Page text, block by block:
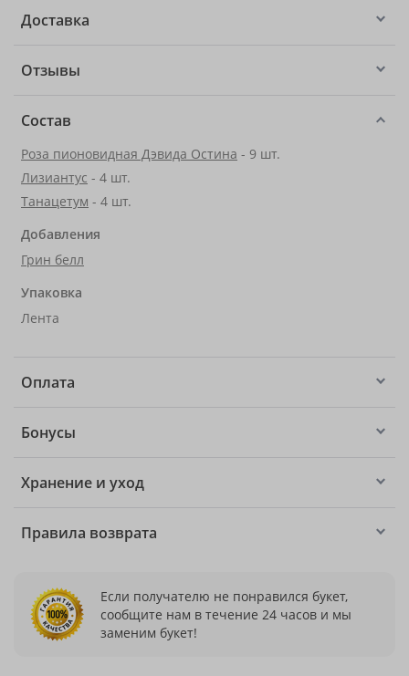
Доставка
Отзывы
Состав
Роза пионовидная Дэвида Остина - 9 шт.
Лизиантус - 4 шт.
Танацетум - 4 шт.
Добавления
Грин белл
Упаковка
Лента
Оплата
Бонусы
Хранение и уход
Правила возврата
Если получателю не понравился букет,
сообщите нам в течение 24 часов и мы
заменим букет!